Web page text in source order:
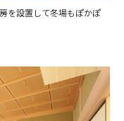
を設置して冬場もぽかぽ